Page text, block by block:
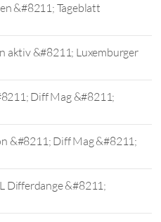
&#8211; Tageblatt
aktiv &#8211; Luxemburger
Diff Mag &#8211;
&#8211; Diff Mag &#8211;
Differdange &#8211;